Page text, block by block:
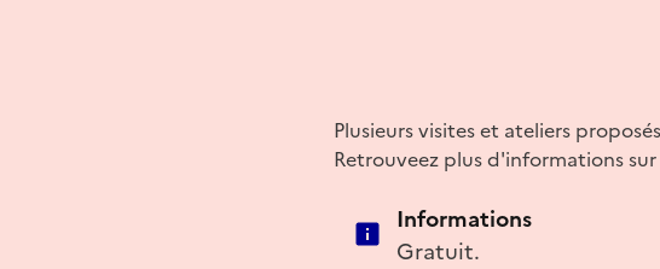
Plusieurs visites et ateliers
Retrouveez plus d'informations sur
Informations
Gratuit.